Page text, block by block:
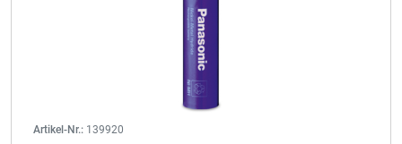
Artikel-Nr.: 139920